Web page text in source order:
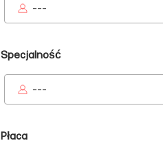
---
Specjalność
---
Płaca